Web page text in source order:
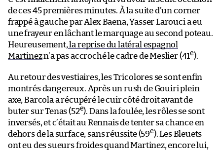
de ces 45 premières minutes. À la suite d’un corner
frappé à gauche par Alex Baena, Yasser Larouci a eu
une frayeur en lâchant le marquage au second poteau.
Heureusement, la reprise du latéral espagnol
Martinezn’a pas accroché le cadre de Meslier (41e).
Au retour des vestiaires, les Tricolores se sont enfin
montrés dangereux. Après un rush de Gouiri plein
axe, Barcola a récupéré le cuir côté droit avant de
buter sur Tenas (52e). Dans la foulée, les rôles se sont
inversés, et c’était au Rennais de tenter sa chance en
dehors de la surface, sans réussite (59e). Les Bleuets
ont eu des sueurs froides quand Martinez, encore lui,